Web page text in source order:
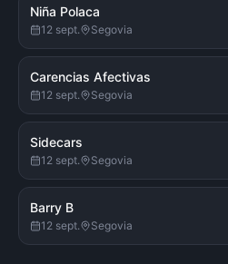
Niña Polaca
12 sept. Segovia
Carencias Afectivas
12 sept. Segovia
Sidecars
12 sept. Segovia
Barry B
12 sept. Segovia